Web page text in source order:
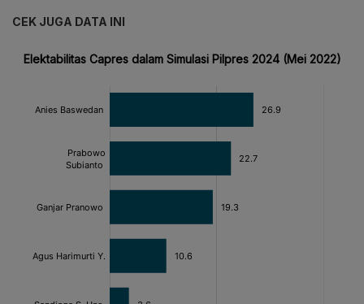
CEK JUGA DATA INI